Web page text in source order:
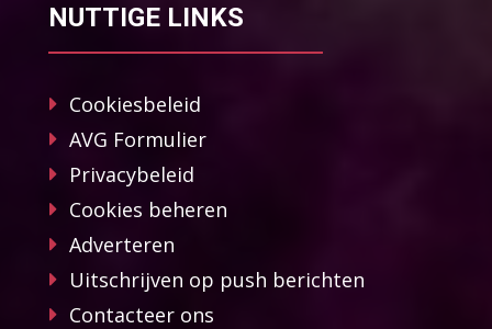
NUTTIGE LINKS
Cookiesbeleid
AVG Formulier
Privacybeleid
Cookies beheren
Adverteren
Uitschrijven op push berichten
Contacteer ons